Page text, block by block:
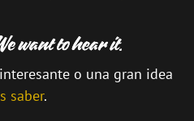
o una gran idea
saber.